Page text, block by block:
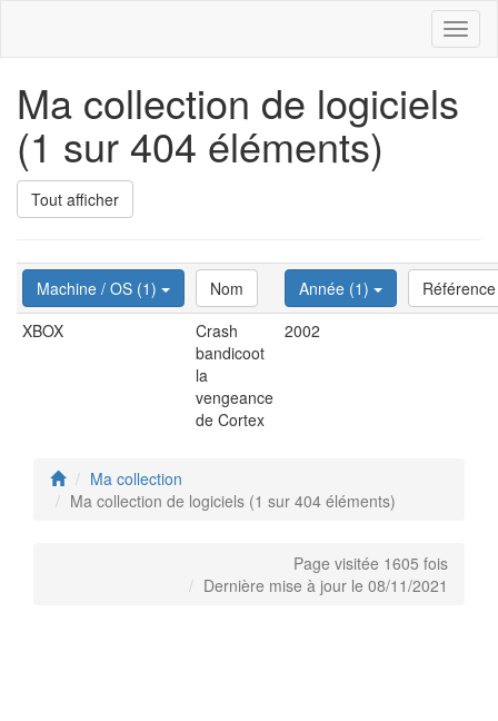
Ma collection de logiciels
(1 sur 404 éléments)
Tout afficher
Machine / OS (1) Nom Année (1)
Référence
XBOX
Crash
bandicoot
la
vengeance
de Cortex
2002
Ma collection
Ma collection de logiciels (1 sur 404 éléments)
Page visitée 1605 fois
Dernière mise à jour le 08/11/2021